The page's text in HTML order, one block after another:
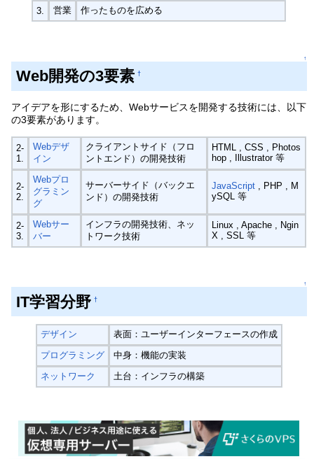
3. 営業 作ったものを広める
↑
Web開発の3要素 †
アイデアを形にするため、Webサービスを開発する技術には、以下
の3要素があります。
2-
1.
Webデザ
イン
クライアントサイド（フロ
ントエンド）の開発技術
HTML , CSS , Photos
hop , Illustrator 等
2-
2.
Webプロ
グラミン
グ
サーバーサイド（バックエ
ンド）の開発技術
JavaScript , PHP , M
ySQL 等
2-
3.
Webサー
バー
インフラの開発技術、ネッ
トワーク技術
Linux , Apache , Ngin
X , SSL 等
↑
IT学習分野 †
デザイン
表面：ユーザーインターフェースの作成
プログラミング
中身：機能の実装
ネットワーク
土台：インフラの構築